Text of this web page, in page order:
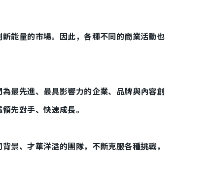
能量的市場。因此，各種不同的商業活動也
最先進、最具影響力的企業、品牌與內容創
先對手、快速成長。
景、才華洋溢的團隊，不斷克服各種挑戰，